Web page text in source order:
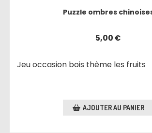
Puzzle ombres
5,00€
Jeu occasion bois thème les fruits
AJOUTER AU PANIER